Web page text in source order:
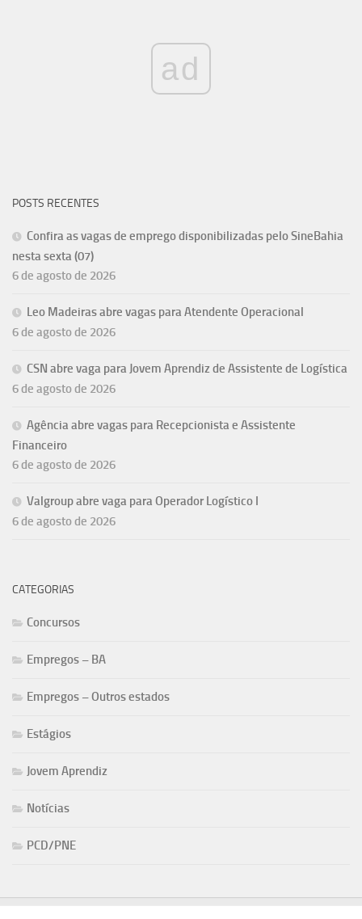
ad
POSTS RECENTES
Confira as vagas de emprego disponibilizadas pelo SineBahia
nesta sexta (07)
6 de agosto de 2026
Leo Madeiras abre vagas para Atendente Operacional
6 de agosto de 2026
CSN abre vaga para Jovem Aprendiz de Assistente de Logística
6 de agosto de 2026
Agência abre vagas para Recepcionista e Assistente
Financeiro
6 de agosto de 2026
Valgroup abre vaga para Operador Logístico I
6 de agosto de 2026
CATEGORIAS
Concursos
Empregos – BA
Empregos – Outros estados
Estágios
Jovem Aprendiz
Notícias
PCD/PNE